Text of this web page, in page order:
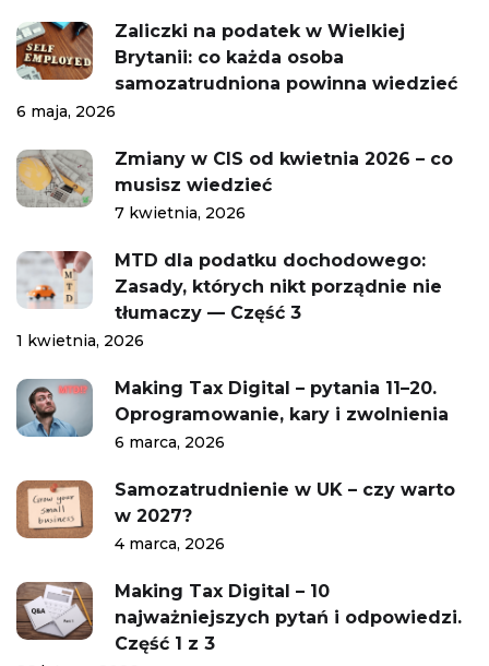
Zaliczki na podatek w Wielkiej
Brytanii: co każda osoba
samozatrudniona powinna wiedzieć
6 maja, 2026
Zmiany w CIS od kwietnia 2026 – co
musisz wiedzieć
7 kwietnia, 2026
MTD dla podatku dochodowego:
Zasady, których nikt porządnie nie
tłumaczy — Część 3
1 kwietnia, 2026
Making Tax Digital – pytania 11–20.
Oprogramowanie, kary i zwolnienia
6 marca, 2026
Samozatrudnienie w UK – czy warto
w 2027?
4 marca, 2026
Making Tax Digital – 10
najważniejszych pytań i odpowiedzi.
Część 1 z 3